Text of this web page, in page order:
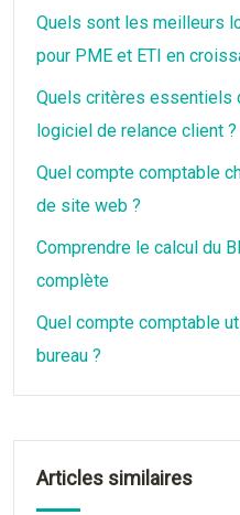
Quels sont les meilleurs
pour PME et ETI en
Quels critères essentiels
logiciel de relance client ?
Quel compte comptable
de site web ?
Comprendre le calcul du
complète
Quel compte comptable
bureau ?
Articles similaires